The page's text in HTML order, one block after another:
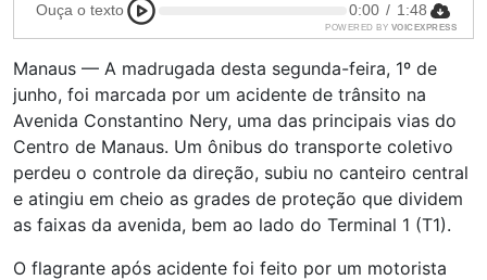
Ouça o texto 0:00 / 1:48
POWERED BY VOICEXPRESS
Manaus — A madrugada desta segunda-feira, 1º de
junho, foi marcada por um acidente de trânsito na
Avenida Constantino Nery, uma das principais vias do
Centro de Manaus. Um ônibus do transporte coletivo
perdeu o controle da direção, subiu no canteiro central
e atingiu em cheio as grades de proteção que dividem
as faixas da avenida, bem ao lado do Terminal 1 (T1).
O flagrante após acidente foi feito por um motorista